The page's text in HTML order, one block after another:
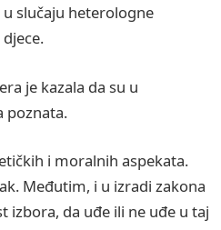
slučaju heterologne
je kazala da su u
poznata.
i moralnih aspekata.
Međutim, i u izradi zakona
izbora, da uđe ili ne uđe u taj